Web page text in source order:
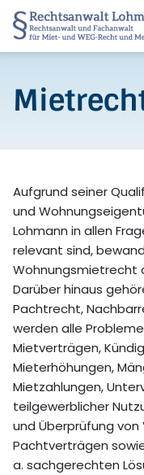
Aufgrund seiner
und
Lohmann in allen
relevant sind,
Wohnungsmietrecht
Darüber hinaus
Pachtrecht,
werden alle
Mietverträgen,
Mieterhöhungen,
Mietzahlungen,
teilgewerblicher
und Überprüfung
Pachtverträgen
a. sachgerechten